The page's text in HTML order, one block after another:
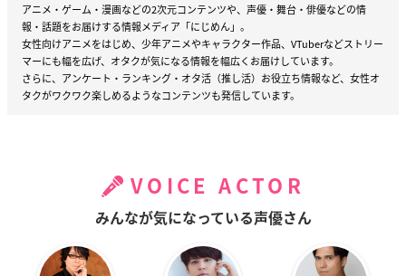
アニメ・ゲーム・漫画などの2次元コンテンツや、声優・舞台・俳優などの情
報・話題をお届けする情報メディア「にじめん」。
女性向けアニメをはじめ、少年アニメやキャラクター作品、VTuberなどストリー
マーにも幅を広げ、オタクが気になる情報を幅広くお届けしています。
さらに、アンケート・ランキング・オタ活（推し活）お役立ち情報など、女性オ
タクがワクワク楽しめるようなコンテンツも発信しています。
VOICE ACTOR
みんなが気になっている声優さん